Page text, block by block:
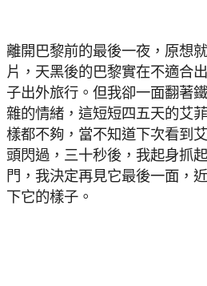
離開巴黎前的最後一夜，原想
片，天黑後的巴黎實在不適合
子出外旅行。但我卻一面翻著
雜的情緒，這短短四五天的艾
樣都不夠，當不知道下次看到
頭閃過，三十秒後，我起身抓
門，我決定再見它最後一面，
下它的樣子。